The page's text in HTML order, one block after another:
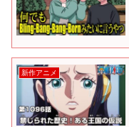
新作アニメ